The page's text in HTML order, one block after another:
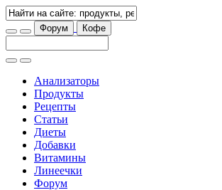
Форум Кофе
Анализаторы
Продукты
Рецепты
Статьи
Диеты
Добавки
Витамины
Линеечки
Форум